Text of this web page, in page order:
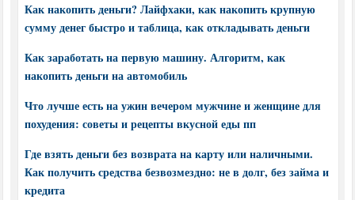
Как накопить деньги? Лайфхаки, как накопить крупную
сумму денег быстро и таблица, как откладывать деньги
Как заработать на первую машину. Алгоритм, как
накопить деньги на автомобиль
Что лучше есть на ужин вечером мужчине и женщине для
похудения: советы и рецепты вкусной еды пп
Где взять деньги без возврата на карту или наличными.
Как получить средства безвозмездно: не в долг, без займа и
кредита